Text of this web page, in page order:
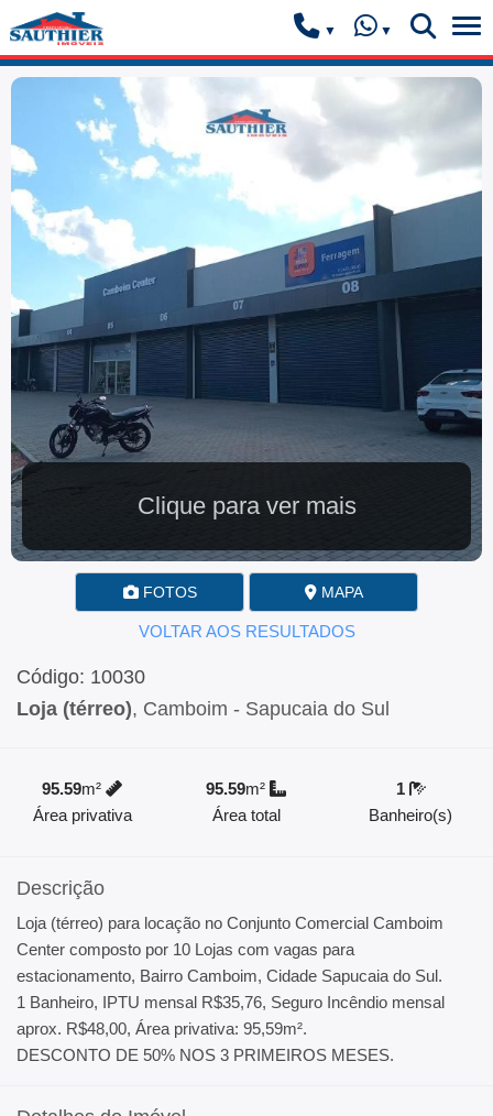
Clique para ver mais
FOTOS MAPA
VOLTAR AOS RESULTADOS
Código: 10030
Loja (térreo), Camboim - Sapucaia do Sul
95.59m²
Área privativa
95.59m²
Área total
1
Banheiro(s)
Descrição
Loja (térreo) para locação no Conjunto Comercial Camboim
Center composto por 10 Lojas com vagas para
estacionamento, Bairro Camboim, Cidade Sapucaia do Sul.
1 Banheiro, IPTU mensal R$35,76, Seguro Incêndio mensal
aprox. R$48,00, Área privativa: 95,59m².
DESCONTO DE 50% NOS 3 PRIMEIROS MESES.